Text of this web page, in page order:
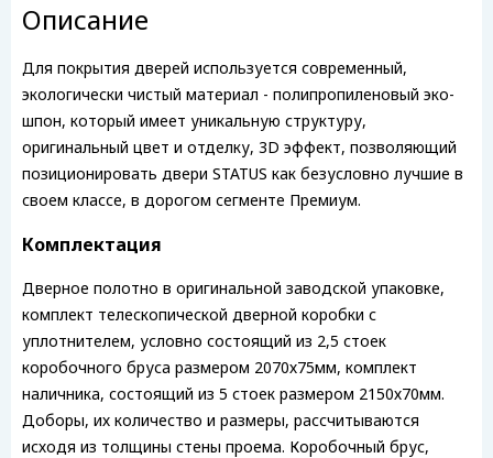
Описание
Для покрытия дверей используется современный,
экологически чистый материал - полипропиленовый эко-
шпон, который имеет уникальную структуру,
оригинальный цвет и отделку, 3D эффект, позволяющий
позиционировать двери STATUS как безусловно лучшие в
своем классе, в дорогом сегменте Премиум.
Комплектация
Дверное полотно в оригинальной заводской упаковке,
комплект телескопической дверной коробки с
уплотнителем, условно состоящий из 2,5 стоек
коробочного бруса размером 2070х75мм, комплект
наличника, состоящий из 5 стоек размером 2150х70мм.
Доборы, их количество и размеры, рассчитываются
исходя из толщины стены проема. Коробочный брус,